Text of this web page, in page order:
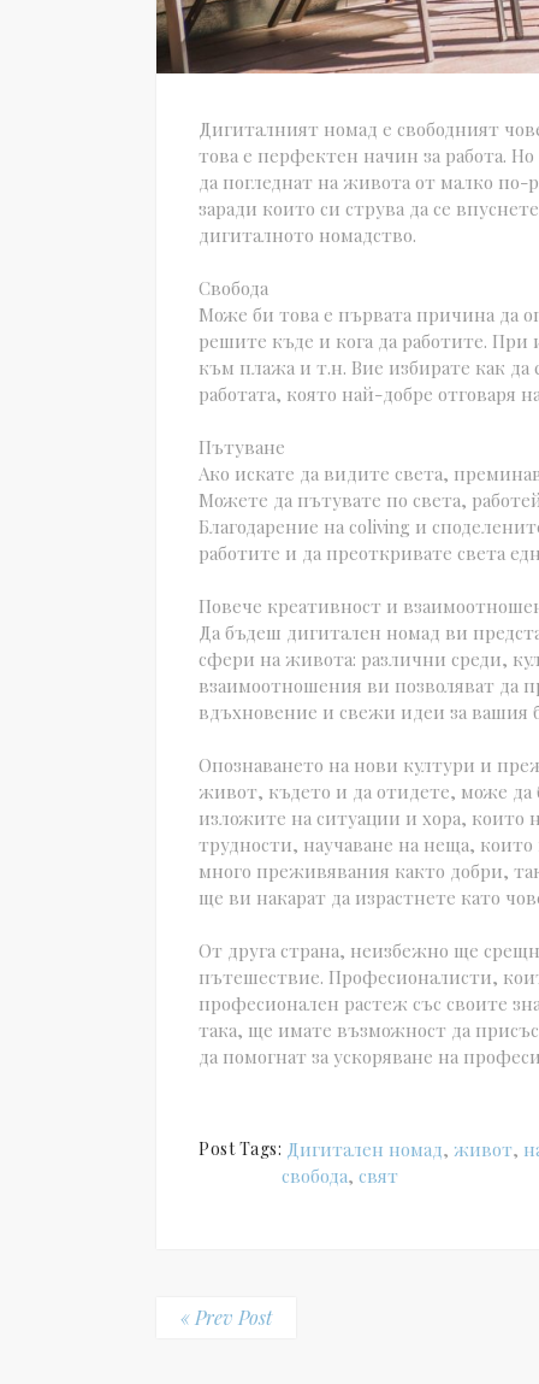
Дигиталният номад е свободният
това е перфектен начин за работа.
да погледнат на живота от малко
заради които си струва да се
дигиталното номадство.
Свобода
Може би това е първата причина да
решите къде и кога да работите. При
към плажа и т.н. Вие избирате как
работата, която най-добре отговаря
Пътуване
Ако искате да видите света,
Можете да пътувате по света,
Благодарение на coliving и
работите и да преоткривате света
Повече креативност и
Да бъдеш дигитален номад ви
сфери на живота: различни среди,
взаимоотношения ви позволяват да
вдъхновение и свежи идеи за вашия
Опознаването на нови култури и
живот, където и да отидете, може да
изложите на ситуации и хора, които
трудности, научаване на неща, които
много преживявания както добри,
ще ви накарат да израстнете като
От друга страна, неизбежно ще
пътешествие. Професионалисти,
професионален растеж със своите
така, ще имате възможност да
да помогнат за ускоряване на
Post Tags: Дигитален номад, живот,
свобода, свят
« Prev Post